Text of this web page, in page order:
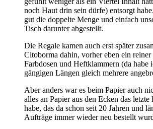
noch Haut drin sein dürfe) entsorgt
gut die doppelte Menge und einfach
Tisch darunter abgestellt.
Die Regale kamen auch erst später
Citoborma dahin, vorher eben ein
Farbdosen und Heftklammern (da habe
gängigen Längen gleich mehrere
Aber anders war es beim Papier auch
alles an Papier aus den Ecken das letzte
habe, das da schon seit 20 Jahren und
Aufträge immer wieder neu bestellt